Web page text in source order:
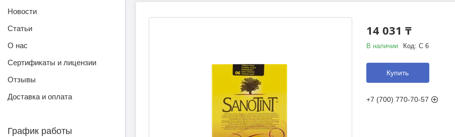
14 031 ₸
В наличии Код: С 6
Купить
+7 (700) 770-70-57
Новости
Статьи
О нас
Сертификаты и лицензии
Отзывы
Доставка и оплата
График работы